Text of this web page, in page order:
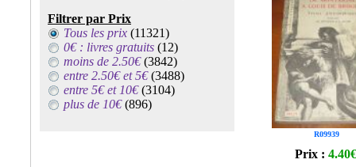
Filtrer par Prix
Tous les prix (11321)
0€ : livres gratuits (12)
moins de 2.50€(3842)
entre 2.50€ et 5€(3488)
entre 5€ et 10€(3104)
plus de 10€(896)
R09939
Prix : 4.40€